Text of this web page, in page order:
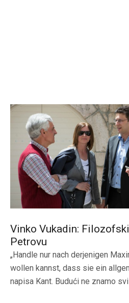
Vinko Vukadin:
Petrovu
„Handle nur nach derjenigen
wollen kannst, dass sie ein
napisa Kant. Budući ne znamo